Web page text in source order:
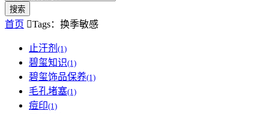
搜索
首页 Tags：换季敏感
止汗剂 (1)
碧玺知识(1)
碧玺饰品保养(1)
毛孔堵塞(1)
痘印(1)